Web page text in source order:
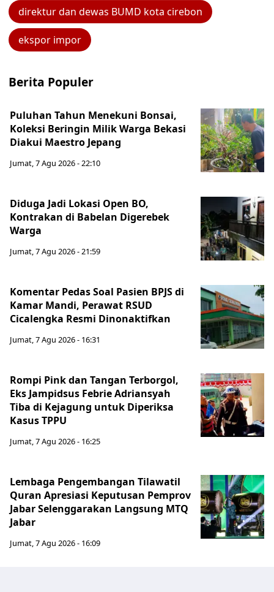
direktur dan dewas BUMD kota cirebon
ekspor impor
Berita Populer
Puluhan Tahun Menekuni Bonsai,
Koleksi Beringin Milik Warga Bekasi
Diakui Maestro Jepang
Jumat, 7 Agu 2026 - 22:10
Diduga Jadi Lokasi Open BO,
Kontrakan di Babelan Digerebek
Warga
Jumat, 7 Agu 2026 - 21:59
Komentar Pedas Soal Pasien BPJS di
Kamar Mandi, Perawat RSUD
Cicalengka Resmi Dinonaktifkan
Jumat, 7 Agu 2026 - 16:31
Rompi Pink dan Tangan Terborgol,
Eks Jampidsus Febrie Adriansyah
Tiba di Kejagung untuk Diperiksa
Kasus TPPU
Jumat, 7 Agu 2026 - 16:25
Lembaga Pengembangan Tilawatil
Quran Apresiasi Keputusan Pemprov
Jabar Selenggarakan Langsung MTQ
Jabar
Jumat, 7 Agu 2026 - 16:09